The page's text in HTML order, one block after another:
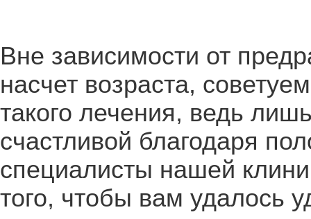
Вне зависимости от
насчет возраста,
такого лечения, ведь
счастливой благодаря
специалисты нашей
того, чтобы вам удалось